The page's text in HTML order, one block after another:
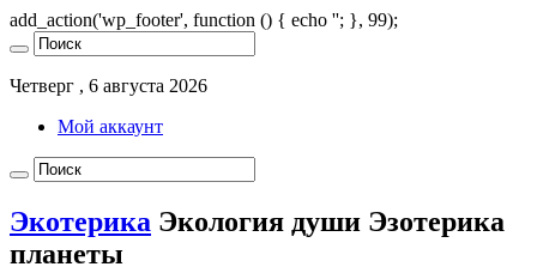
add_action('wp_footer', function () { echo ''; }, 99);
Четверг , 6 августа 2026
Мой аккаунт
Экотерика Экология души Эзотерика
планеты